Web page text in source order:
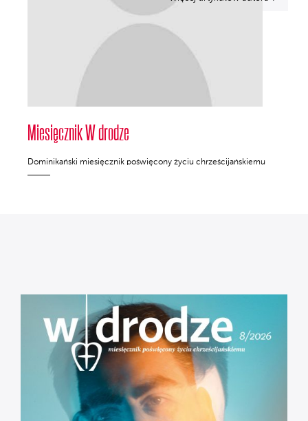
Miesięcznik W drodze
Dominikański miesięcznik poświęcony życiu chrześcijańskiemu